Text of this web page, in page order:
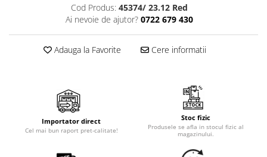
Cap orhidee phalaenopsis
Copaci si Plante
Flori artificiale la ghiveci
Verdeata decorativa
Cod Produs: 45374/ 23.12 Red
Ai nevoie de ajutor? 0722 679 430
Adauga la Favorite Cere informatii
Importator direct
Cel mai bun raport pret-calitate!
Stoc fizic
Produsele se afla in stocul fizic al
magazinului.